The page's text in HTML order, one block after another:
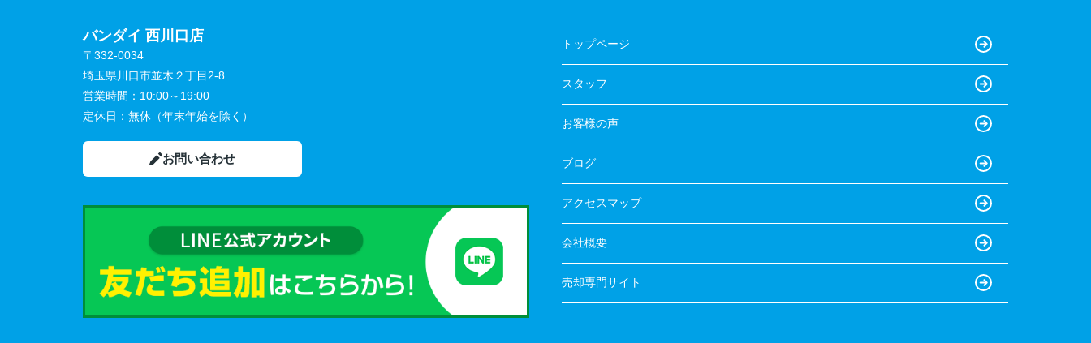
バンダイ 西川口店
〒332-0034
埼玉県川口市並木２丁目2-8
営業時間： 10:00～19:00
定休日： 無休（年末年始を除く）
お問い合わせ
トップページ
スタッフ
お客様の声
ブログ
アクセスマップ
会社概要
売却専門サイト